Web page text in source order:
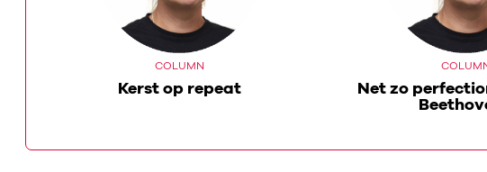
COLUMN
Kerst op repeat
Net zo